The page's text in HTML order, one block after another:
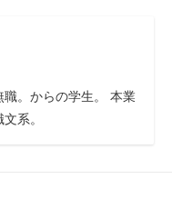
。からの学生。 本業
系。